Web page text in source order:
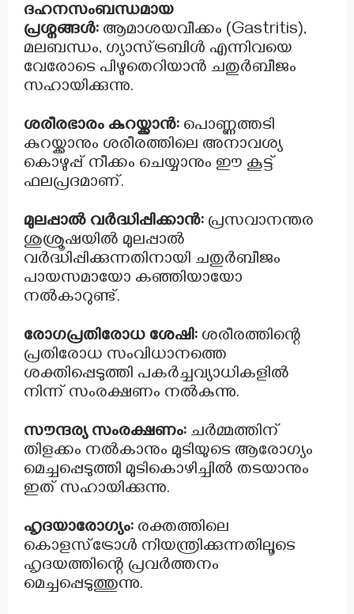
ദഹനസംബന്ധമായ
പ്രശ്നങ്ങൾ: ആമാശയവീക്കം (Gastritis),
മലബന്ധം, ഗ്യാസ്ട്രബിൾ എന്നിവയെ
വേരോടെ പിഴുതെറിയാൻ ചതുർബീജം
സഹായിക്കുന്നു.
ശരീരഭാരം കുറയ്ക്കാൻ: പൊണ്ണത്തടി
കുറയ്ക്കാനും ശരീരത്തിലെ അനാവശ്യ
കൊഴുപ്പ് നീക്കം ചെയ്യാനും ഈ കൂട്ട്
ഫലപ്രദമാണ്.
മുലപ്പാൽ വർദ്ധിപ്പിക്കാൻ: പ്രസവാനന്തര
ശുശ്രൂഷയിൽ മുലപ്പാൽ
വർദ്ധിപ്പിക്കുന്നതിനായി ചതുർബീജം
പായസമായോ കഞ്ഞിയായോ
നൽകാറുണ്ട്.
രോഗപ്രതിരോധ ശേഷി: ശരീരത്തിന്റെ
പ്രതിരോധ സംവിധാനത്തെ
ശക്തിപ്പെടുത്തി പകർച്ചവ്യാധികളിൽ
നിന്ന് സംരക്ഷണം നൽകുന്നു.
സൗന്ദര്യ സംരക്ഷണം: ചർമ്മത്തിന്
തിളക്കം നൽകാനും മുടിയുടെ ആരോഗ്യം
മെച്ചപ്പെടുത്തി മുടികൊഴിച്ചിൽ തടയാനും
ഇത് സഹായിക്കുന്നു.
ഹൃദയാരോഗ്യം: രക്തത്തിലെ
കൊളസ്ട്രോൾ നിയന്ത്രിക്കുന്നതിലൂടെ
ഹൃദയത്തിന്റെ പ്രവർത്തനം
മെച്ചപ്പെടുത്തുന്നു.